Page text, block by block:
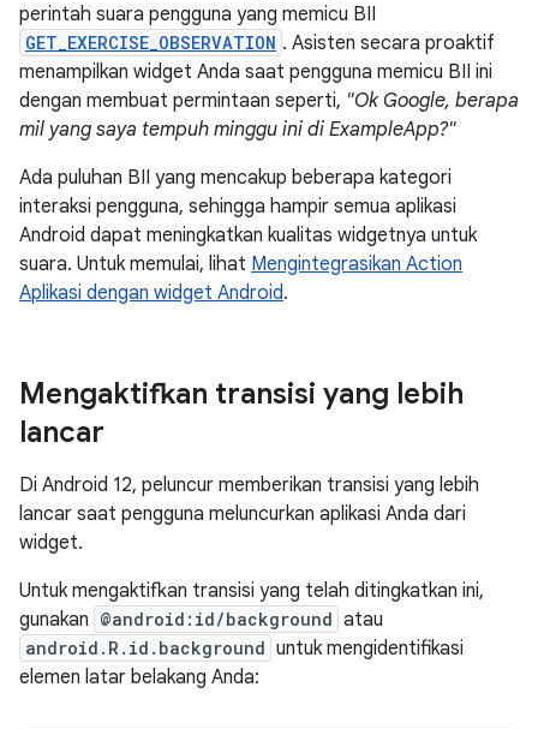
perintah suara pengguna yang memicu BII
GET_EXERCISE_OBSERVATION . Asisten secara proaktif
menampilkan widget Anda saat pengguna memicu BII ini
dengan membuat permintaan seperti, "Ok Google, berapa
mil yang saya tempuh minggu ini di ExampleApp?"
Ada puluhan BII yang mencakup beberapa kategori
interaksi pengguna, sehingga hampir semua aplikasi
Android dapat meningkatkan kualitas widgetnya untuk
suara. Untuk memulai, lihat Mengintegrasikan Action
Aplikasi dengan widget Android.
Mengaktifkan transisi yang lebih
lancar
Di Android 12, peluncur memberikan transisi yang lebih
lancar saat pengguna meluncurkan aplikasi Anda dari
widget.
Untuk mengaktifkan transisi yang telah ditingkatkan ini,
gunakan @android:id/background atau
android.R.id.background untuk mengidentifikasi
elemen latar belakang Anda: